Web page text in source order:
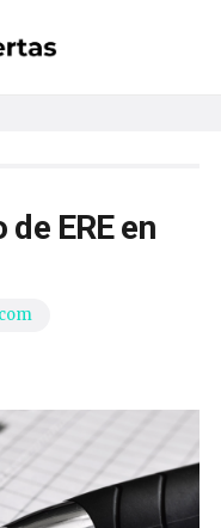
ERE en